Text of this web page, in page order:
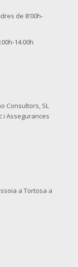
de 8'00h-
14:00h
Consultors, SL
i Assegurances
a Tortosa a